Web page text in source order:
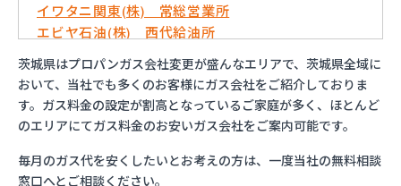
イワタニ関東(株) 常総営業所
エビヤ石油(株) 西代給油所
おおくにや(株)
おんせん屋
カメイ(株) 茨城支店
かもめガス(株) つくば支店
かもめガス(株) 石岡支店
茨城県はプロパンガス会社変更が盛んなエリアで、茨城県全域に
おいて、当社でも多くのお客様にガス会社をご紹介しておりま
す。ガス料金の設定が割高となっているご家庭が多く、ほとんど
のエリアにてガス料金のお安いガス会社をご案内可能です。
毎月のガス代を安くしたいとお考えの方は、一度当社の無料相談
窓口へとご相談ください。